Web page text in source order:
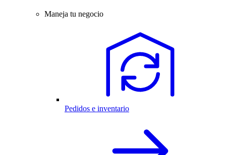
Maneja tu negocio
Pedidos e inventario